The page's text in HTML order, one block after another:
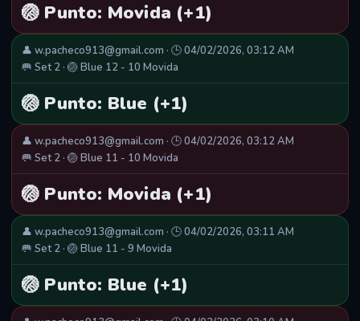
🏐 Punto: Movida (+1)
👤 w.pacheco913@gmail.com · 🕒 04/02/2026, 03:12 AM
🥅 Set 2 · 🏐 Blue 12 - 10 Movida
🏐 Punto: Blue (+1)
👤 w.pacheco913@gmail.com · 🕒 04/02/2026, 03:12 AM
🥅 Set 2 · 🏐 Blue 11 - 10 Movida
🏐 Punto: Movida (+1)
👤 w.pacheco913@gmail.com · 🕒 04/02/2026, 03:11 AM
🥅 Set 2 · 🏐 Blue 11 - 9 Movida
🏐 Punto: Blue (+1)